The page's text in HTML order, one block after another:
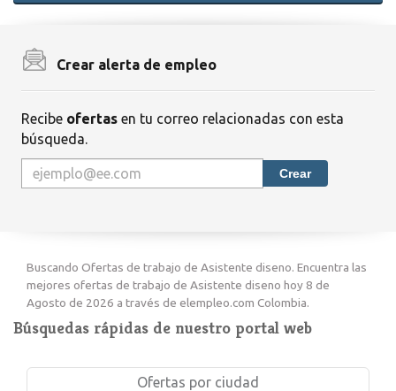
Crear alerta de empleo
Recibe ofertas en tu correo relacionadas con esta
búsqueda.
Crear
Buscando Ofertas de trabajo de Asistente diseno. Encuentra las
mejores ofertas de trabajo de Asistente diseno hoy 8 de
Agosto de 2026 a través de elempleo.com Colombia.
Búsquedas rápidas de nuestro portal web
Ofertas por ciudad